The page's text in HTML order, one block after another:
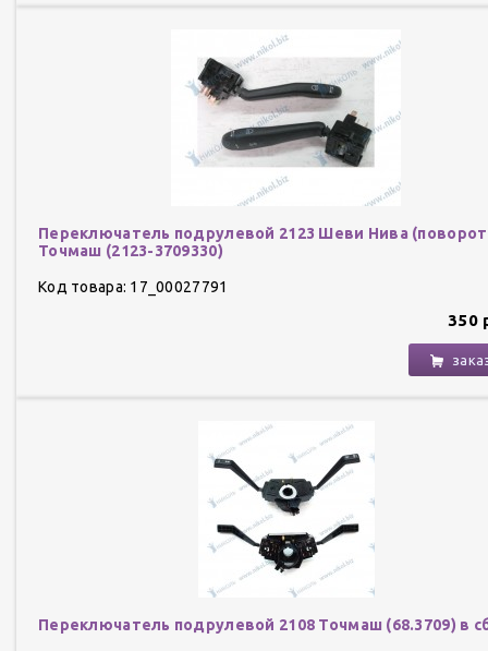
Переключатель подрулевой 2123 Шеви Нива
Точмаш (2123-3709330)
Код товара: 17_00027791
350
Переключатель подрулевой 2108 Точмаш (68.3709) в